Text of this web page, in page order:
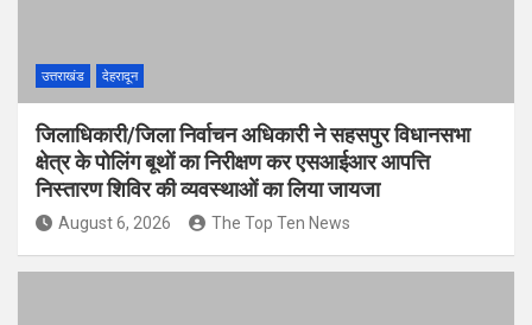
उत्तराखंड देहरादून
जिलाधिकारी/जिला निर्वाचन अधिकारी ने सहसपुर विधानसभा
क्षेत्र के पोलिंग बूथों का निरीक्षण कर एसआईआर आपत्ति
निस्तारण शिविर की व्यवस्थाओं का लिया जायजा
August 6, 2026 The Top Ten News